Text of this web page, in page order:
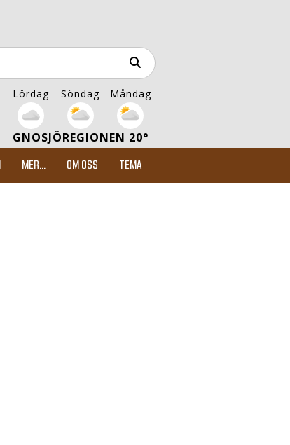
Lördag Söndag Måndag
GNOSJÖREGIONEN 20°
MER... OM OSS TEMA